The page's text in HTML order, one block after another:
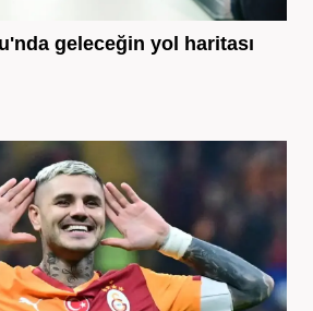
geleceğin yol haritası